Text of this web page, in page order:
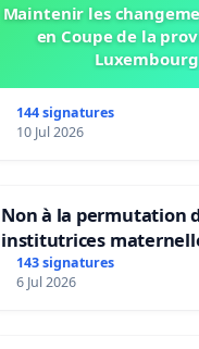
Maintenir les
en Coupe de la
Luxembourg
144 signatures
10 Jul 2026
Non à la permutation
institutrices
Bléharies et Laplaigne !
Préservons la stabilité
143 signatures
6 Jul 2026